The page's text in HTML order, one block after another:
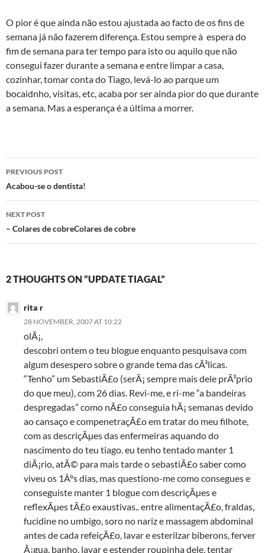
O pior é que ainda não estou ajustada ao facto de os fins de
semana já não fazerem diferença. Estou sempre à espera do
fim de semana para ter tempo para isto ou aquilo que não
consegui fazer durante a semana e entre limpar a casa,
cozinhar, tomar conta do Tiago, levá-lo ao parque um
bocaidnho, visitas, etc, acaba por ser ainda pior do que durante
a semana. Mas a esperança é a última a morrer.
Post
navigation
PREVIOUS POST
Acabou-se o dentista!
NEXT POST
– Colares de cobreColares de cobre
2 THOUGHTS ON “UPDATE TIAGAL”
rita r
28 NOVEMBER, 2007 AT 10:22
olÃ¡,
descobri ontem o teu blogue enquanto pesquisava com
algum desespero sobre o grande tema das cÃ³licas.
“Tenho” um SebastiÃ£o (serÃ¡ sempre mais dele prÃ³prio
do que meu), com 26 dias. Revi-me, e ri-me “a bandeiras
despregadas” como nÃ£o conseguia hÃ¡ semanas devido
ao cansaço e compenetraçÃ£o em tratar do meu filhote,
com as descriçÃµes das enfermeiras aquando do
nascimento do teu tiago. eu tenho tentado manter 1
diÃ¡rio, atÃ© para mais tarde o sebastiÃ£o saber como
viveu os 1Âºs dias, mas questiono-me como consegues e
conseguiste manter 1 blogue com descriçÃµes e
reflexÃµes tÃ£o exaustivas.. entre alimentaçÃ£o, fraldas,
fucidine no umbigo, soro no nariz e massagem abdominal
antes de cada refeiçÃ£o, lavar e esterilzar biberons, ferver
Ã¡gua, banho, lavar e estender roupinha dele, tentar